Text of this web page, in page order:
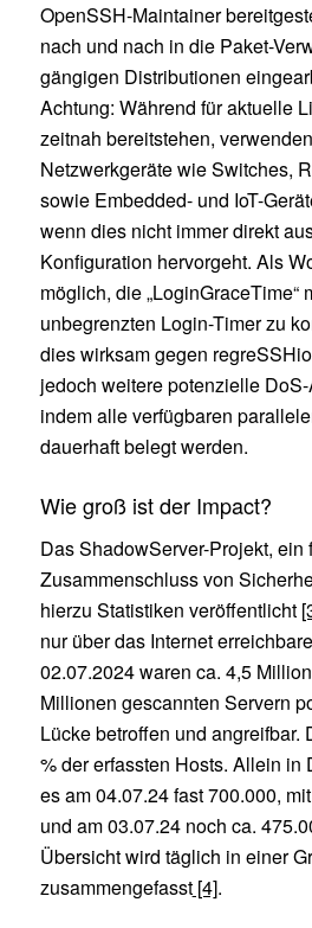
OpenSSH-Maintainer
nach und nach in die Paket-
gängigen Distributionen
Achtung: Während für aktuelle
zeitnah bereitstehen,
Netzwerkgeräte wie Switches,
sowie Embedded- und IoT-
wenn dies nicht immer direkt
Konfiguration hervorgeht. Als
möglich, die „LoginGraceTime“
unbegrenzten Login-Timer zu
dies wirksam gegen
jedoch weitere potenzielle
indem alle verfügbaren
dauerhaft belegt werden.
Wie groß ist der Impact?
Das ShadowServer-Projekt, ein
Zusammenschluss von
hierzu Statistiken veröffentlicht
nur über das Internet
02.07.2024 waren ca. 4,5
Millionen gescannten Servern
Lücke betroffen und angreifbar.
% der erfassten Hosts. Allein in
es am 04.07.24 fast 700.000,
und am 03.07.24 noch ca.
Übersicht wird täglich in einer
zusammengefasst[4].